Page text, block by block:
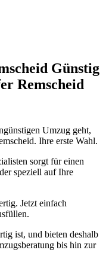
Günstig
Remscheid
Umzug geht,
Ihre erste Wahl.
sorgt für einen
speziell auf Ihre
Jetzt einfach
ist, und bieten deshalb
bis hin zur